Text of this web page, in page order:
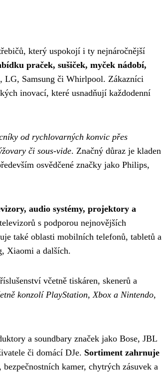
který uspokojí i ty nejnáročnější
praček, sušiček, myček nádobí,
LG, Samsung či Whirlpool. Zákazníci
inovací, které usnadňují každodenní
od rychlovarných konvic přes
či sous-vide. Značný důraz je kladen
osvědčené značky jako Philips,
audio systémy, projektory a
s podporou nejnovějších
také oblasti mobilních telefonů, tabletů a
Xiaomi a dalších.
včetně tiskáren, skenerů a
konzolí PlayStation, Xbox a Nintendo,
a soundbary značek jako Bose, JBL
či domácí DJe. Sortiment zahrnuje
kamer, chytrých zásuvek a